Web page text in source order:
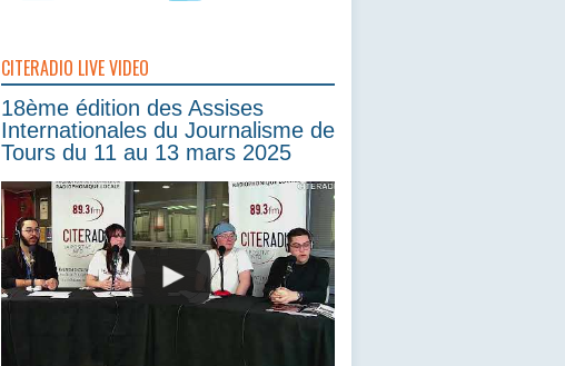
CITERADIO LIVE VIDEO
18ème édition des Assises
Internationales du Journalisme de
Tours du 11 au 13 mars 2025